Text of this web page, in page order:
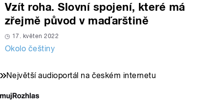
Vzít roha. Slovní spojení, které má
zřejmě původ v maďarštině
17. květen 2022
Okolo češtiny
Největší audioportál na českém internetu